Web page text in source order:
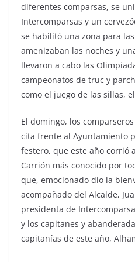
diferentes comparsas, se
Intercomparsas y un
se habilitó una zona para
amenizaban las noches y
llevaron a cabo las
campeonatos de truc y
como el juego de las sillas,
El domingo, los
cita frente al Ayuntamiento
festero, que este año corrió
Carrión más conocido por
que, emocionado dio la
acompañado del Alcalde,
presidenta de
y los capitanes y
capitanías de este año,